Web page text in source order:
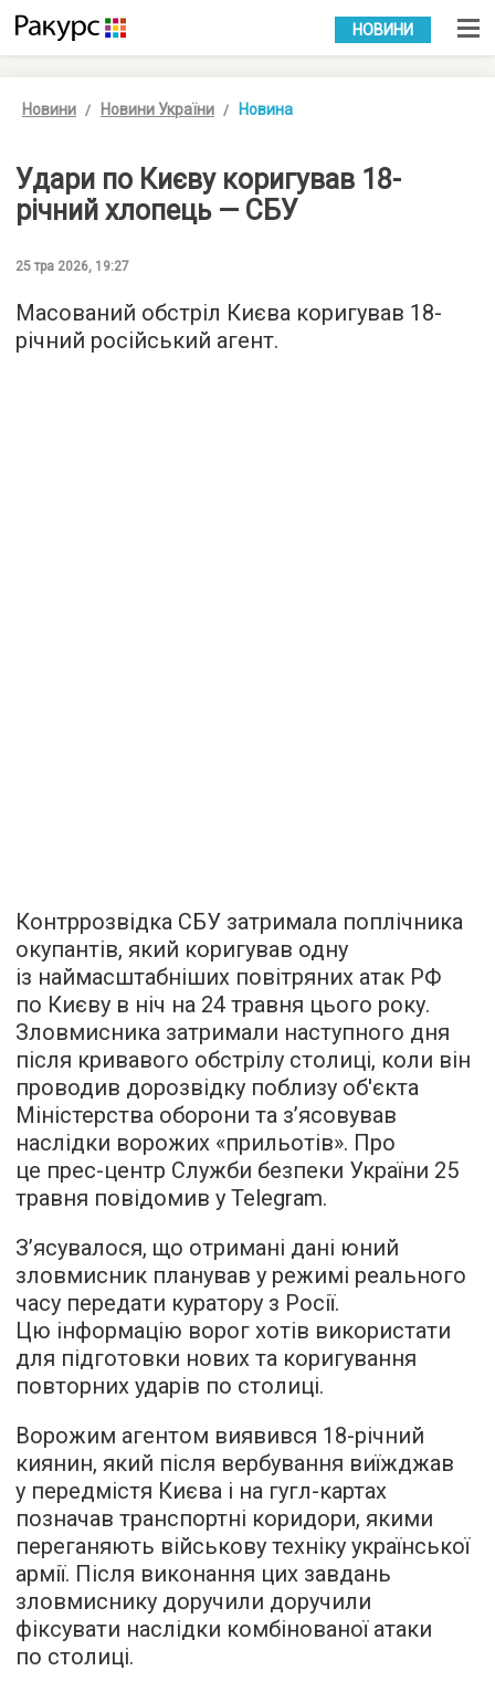
УКР РУС
НОВИНИ
Новини Новини України Новина
Удари по Києву коригував 18-
річний хлопець — СБУ
25 тра 2026, 19:27
Масований обстріл Києва коригував 18-
річний російський агент.
Контррозвідка СБУ затримала поплічника
окупантів, який коригував одну
із наймасштабніших повітряних атак РФ
по Києву в ніч на 24 травня цього року.
Зловмисника затримали наступного дня
після кривавого обстрілу столиці, коли він
проводив дорозвідку поблизу об'єкта
Міністерства оборони та з’ясовував
наслідки ворожих «прильотів». Про
це прес-центр Служби безпеки України 25
травня повідомив у Telegram.
З’ясувалося, що отримані дані юний
зловмисник планував у режимі реального
часу передати куратору з Росії.
Цю інформацію ворог хотів використати
для підготовки нових та коригування
повторних ударів по столиці.
Ворожим агентом виявився 18-річний
киянин, який після вербування виїжджав
у передмістя Києва і на гугл-картах
позначав транспортні коридори, якими
переганяють військову техніку української
армії. Після виконання цих завдань
зловмиснику доручили доручили
фіксувати наслідки комбінованої атаки
по столиці.